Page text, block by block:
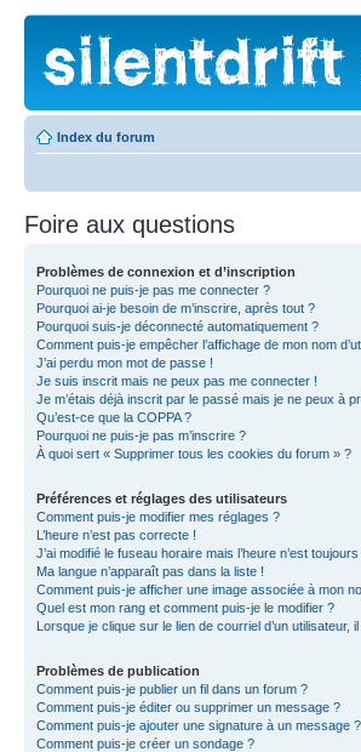
Index du forum
Foire aux questions
Problèmes de connexion et d’inscription
Pourquoi ne puis-je pas me connecter ?
Pourquoi ai-je besoin de m’inscrire, après tout ?
Pourquoi suis-je déconnecté automatiquement ?
Comment puis-je empêcher l’affichage de mon nom
J’ai perdu mon mot de passe !
Je suis inscrit mais ne peux pas me connecter !
Je m’étais déjà inscrit par le passé mais je ne peux à
Qu’est-ce que la COPPA ?
Pourquoi ne puis-je pas m’inscrire ?
À quoi sert « Supprimer tous les cookies du forum » ?
Préférences et réglages des utilisateurs
Comment puis-je modifier mes réglages ?
L’heure n’est pas correcte !
J’ai modifié le fuseau horaire mais l’heure n’est
Ma langue n’apparaît pas dans la liste !
Comment puis-je afficher une image associée à mon
Quel est mon rang et comment puis-je le modifier ?
Lorsque je clique sur le lien de courriel d’un utilisateur,
Problèmes de publication
Comment puis-je publier un fil dans un forum ?
Comment puis-je éditer ou supprimer un message ?
Comment puis-je ajouter une signature à un message ?
Comment puis-je créer un sondage ?